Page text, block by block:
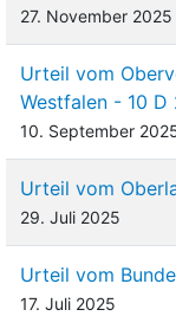
27. November 2025
Urteil vom
Westfalen - 10 D
10. September
Urteil vom
29. Juli 2025
Urteil vom
17. Juli 2025